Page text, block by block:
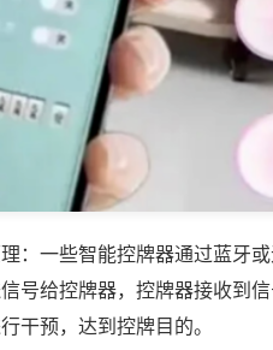
：一些智能控牌器通过蓝牙
号给控牌器，控牌器接收到
干预，达到控牌目的。